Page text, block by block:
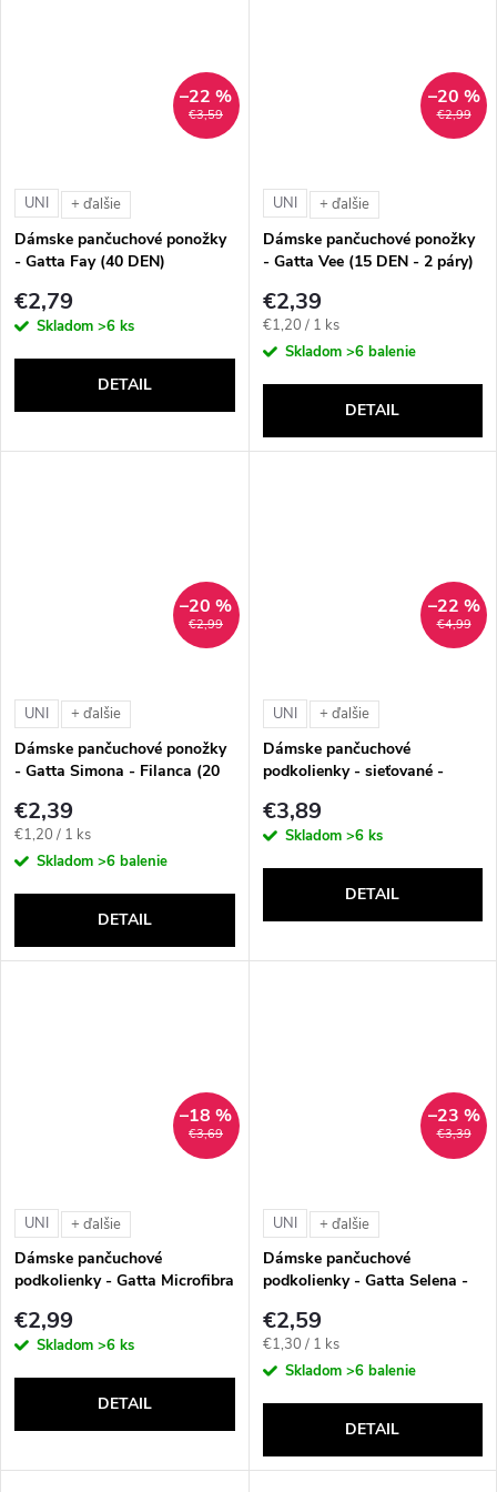
€3,59
–22 %
UNI + ďalšie
Dámske pančuchové ponožky
- Gatta Fay (40 DEN)
€2,79
Skladom >6 ks
DETAIL
€2,99
–20 %
UNI + ďalšie
Dámske pančuchové ponožky
- Gatta Vee (15 DEN - 2 páry)
€2,39
Jednotková
cena:
€1,20 / 1 ks
Skladom >6 balenie
DETAIL
€2,99
–20 %
UNI + ďalšie
Dámske pančuchové ponožky
- Gatta Simona - Filanca (20
€2,39
Jednotková
cena:
€1,20 / 1 ks
Skladom >6 balenie
DETAIL
€4,99
–22 %
UNI + ďalšie
Dámske pančuchové
podkolienky - sieťované -
€3,89
Skladom >6 ks
DETAIL
€3,69
–18 %
UNI + ďalšie
Dámske pančuchové
podkolienky - Gatta Microfibra
€2,99
Skladom >6 ks
DETAIL
€3,39
–23 %
UNI + ďalšie
Dámske pančuchové
podkolienky - Gatta Selena -
€2,59
Jednotková
cena:
€1,30 / 1 ks
Skladom >6 balenie
DETAIL